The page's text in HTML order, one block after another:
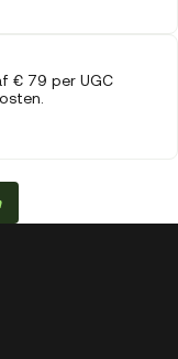
€ 79 per UGC